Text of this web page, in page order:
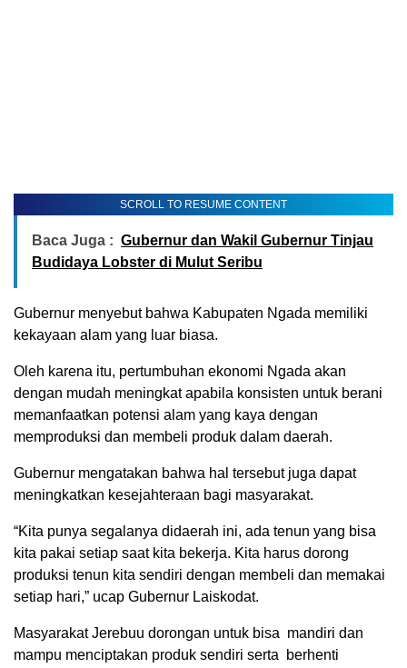
SCROLL TO RESUME CONTENT
Baca Juga : Gubernur dan Wakil Gubernur Tinjau
Budidaya Lobster di Mulut Seribu
Gubernur menyebut bahwa Kabupaten Ngada memiliki
kekayaan alam yang luar biasa.
Oleh karena itu, pertumbuhan ekonomi Ngada akan
dengan mudah meningkat apabila konsisten untuk berani
memanfaatkan potensi alam yang kaya dengan
memproduksi dan membeli produk dalam daerah.
Gubernur mengatakan bahwa hal tersebut juga dapat
meningkatkan kesejahteraan bagi masyarakat.
“Kita punya segalanya didaerah ini, ada tenun yang bisa
kita pakai setiap saat kita bekerja. Kita harus dorong
produksi tenun kita sendiri dengan membeli dan memakai
setiap hari,” ucap Gubernur Laiskodat.
Masyarakat Jerebuu dorongan untuk bisa mandiri dan
mampu menciptakan produk sendiri serta berhenti